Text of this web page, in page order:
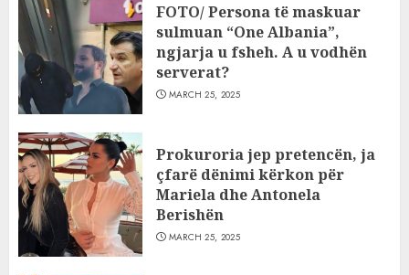
FOTO/ Persona të maskuar
sulmuan “One Albania”,
ngjarja u fsheh. A u vodhën
serverat?
MARCH 25, 2025
Prokuroria jep pretencën, ja
çfarë dënimi kërkon për
Mariela dhe Antonela
Berishën
MARCH 25, 2025